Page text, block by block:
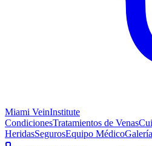
Miami VeinInstitute
CondicionesTratamientos de Venas
HeridasSegurosEquipo MédicoGalería